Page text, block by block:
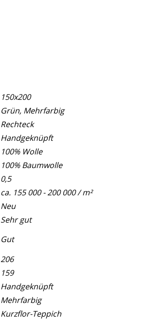
150x200
Grün, Mehrfarbig
Rechteck
Handgeknüpft
100% Wolle
100% Baumwolle
0,5
ca. 155 000 - 200 000 / m²
Neu
Sehr gut
Gut
206
159
Handgeknüpft
Mehrfarbig
Kurzflor-Teppich